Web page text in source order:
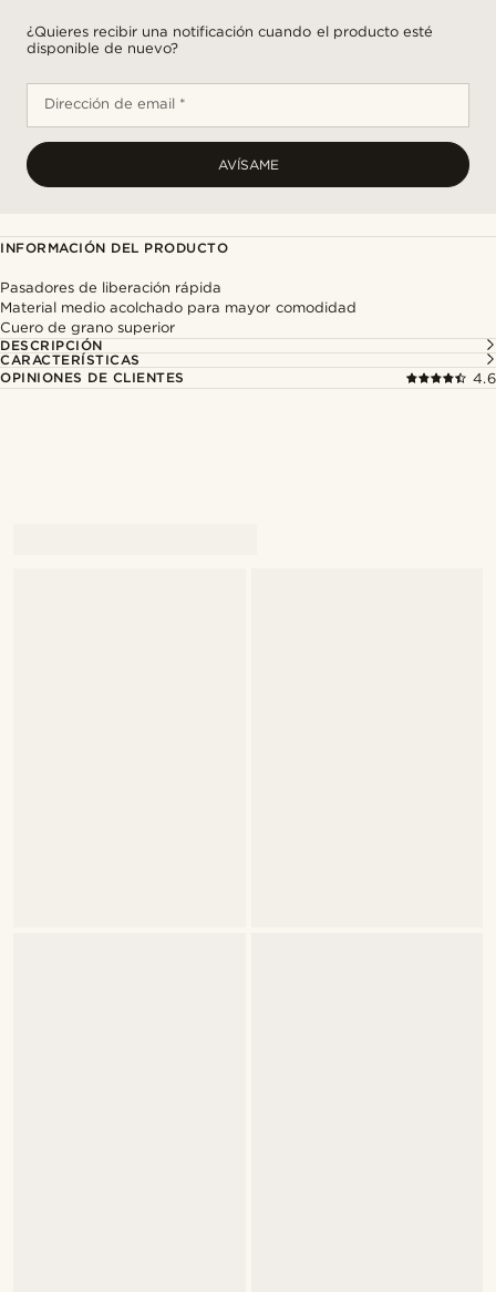
¿Quieres recibir una notificación cuando el producto esté
disponible de nuevo?
Dirección de email *
AVÍSAME
INFORMACIÓN DEL PRODUCTO
Pasadores de liberación rápida
Material medio acolchado para mayor comodidad
Cuero de grano superior
DESCRIPCIÓN
CARACTERÍSTICAS
OPINIONES DE CLIENTES
4.6